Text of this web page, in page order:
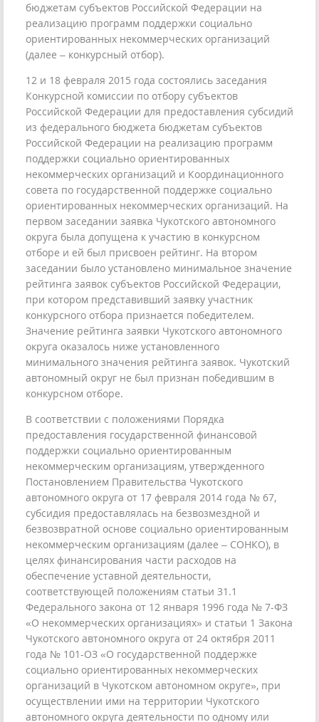
бюджетам субъектов Российской Федерации на
реализацию программ поддержки социально
ориентированных некоммерческих организаций
(далее – конкурсный отбор).
12 и 18 февраля 2015 года состоялись заседания
Конкурсной комиссии по отбору субъектов
Российской Федерации для предоставления субсидий
из федерального бюджета бюджетам субъектов
Российской Федерации на реализацию программ
поддержки социально ориентированных
некоммерческих организаций и Координационного
совета по государственной поддержке социально
ориентированных некоммерческих организаций. На
первом заседании заявка Чукотского автономного
округа была допущена к участию в конкурсном
отборе и ей был присвоен рейтинг. На втором
заседании было установлено минимальное значение
рейтинга заявок субъектов Российской Федерации,
при котором представивший заявку участник
конкурсного отбора признается победителем.
Значение рейтинга заявки Чукотского автономного
округа оказалось ниже установленного
минимального значения рейтинга заявок. Чукотский
автономный округ не был признан победившим в
конкурсном отборе.
В соответствии с положениями Порядка
предоставления государственной финансовой
поддержки социально ориентированным
некоммерческим организациям, утвержденного
Постановлением Правительства Чукотского
автономного округа от 17 февраля 2014 года № 67,
субсидия предоставлялась на безвозмездной и
безвозвратной основе социально ориентированным
некоммерческим организациям (далее – СОНКО), в
целях финансирования части расходов на
обеспечение уставной деятельности,
соответствующей положениям статьи 31.1
Федерального закона от 12 января 1996 года № 7-ФЗ
«О некоммерческих организациях» и статьи 1 Закона
Чукотского автономного округа от 24 октября 2011
года № 101-ОЗ «О государственной поддержке
социально ориентированных некоммерческих
организаций в Чукотском автономном округе», при
осуществлении ими на территории Чукотского
автономного округа деятельности по одному или